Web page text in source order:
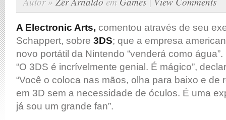
A Electronic Arts, comentou através de seu
Schappert, sobre 3DS; que a empresa
novo portátil da Nintendo “venderá como água”.
“O 3DS é incrívelmente genial. É mágico”,
“Você o coloca nas mãos, olha para baixo e de
em 3D sem a necessidade de óculos. É uma
já sou um grande fan”.